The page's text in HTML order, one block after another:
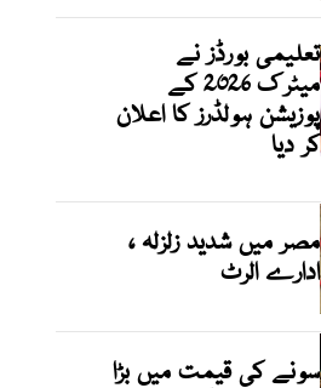
تعلیمی بورڈز نے
میٹرک 2026 کے
پوزیشن ہولڈرز کا اعلان
کر دیا
مصر میں شدید زلزلہ ،
ادارے الرٹ
سونے کی قیمت میں بڑا